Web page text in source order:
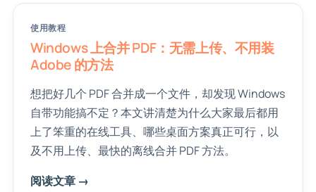
使用教程
Windows 上合并 PDF：无需上传、不用装
Adobe 的方法
想把好几个 PDF 合并成一个文件，却发现 Windows
自带功能搞不定？本文讲清楚为什么大家最后都用
上了笨重的在线工具、哪些桌面方案真正可行，以
及不用上传、最快的离线合并 PDF 方法。
阅读文章 →